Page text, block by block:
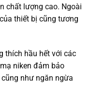
chất lượng cao. Ngoài
thiết bị cũng tương
thích hầu hết với các
niken đảm bảo
như ngăn ngừa